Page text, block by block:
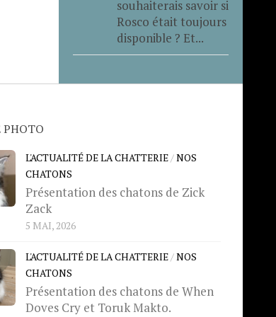
souhaiterais savoir si
Rosco était toujours
disponible ? Et...
PHOTO
L'ACTUALITÉ DE LA CHATTERIE/NOS
CHATONS
Présentation des chatons de Zick
Zack
5 MAI, 2026
L'ACTUALITÉ DE LA CHATTERIE/NOS
CHATONS
Présentation des chatons de When
Doves Cry et Toruk Makto.